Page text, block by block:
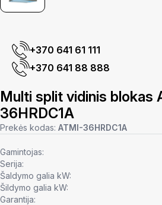
+370 641 61 111
+370 641 88 888
Multi split vidinis blokas
36HRDC1A
Prekės kodas: ATMI-36HRDC1A
Gamintojas:
Serija:
Šaldymo galia kW:
Šildymo galia kW:
Garantija: